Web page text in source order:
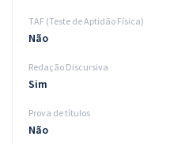
TAF (Teste de Aptidão Física)
Não
Redação Discursiva
Sim
Prova de títulos
Não